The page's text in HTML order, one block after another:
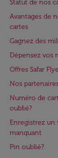
Statut de nos
Avantages de
cartes
Gagnez des
Dépensez vos
Offres Safar
Nos
Numéro de
oublié?
Enregistrez un
manquant
Pin oublié?